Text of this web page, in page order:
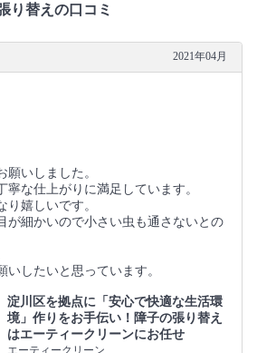
り替えの口コミ
2021年04月
願いしました。
寧な仕上がりに満足しています。
り嬉しいです。
が細かいので小さい虫も通さないとの
いしたいと思っています。
淀川区を拠点に「安心で快適な生活環
境」作りをお手伝い！障子の張り替え
はエーティークリーンにお任せ
エーティークリーン